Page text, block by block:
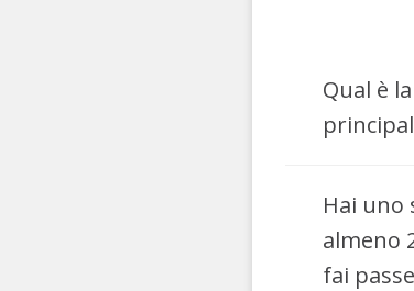
Qual è
Hai uno
almeno
fai